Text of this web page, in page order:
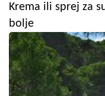
Krema ili sprej za
bolje